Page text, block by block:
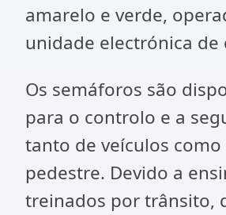
amarelo e verde,
unidade electrónica de
Os semáforos são
para o controlo e a
tanto de veículos como
pedestre. Devido a
treinados por trânsito,